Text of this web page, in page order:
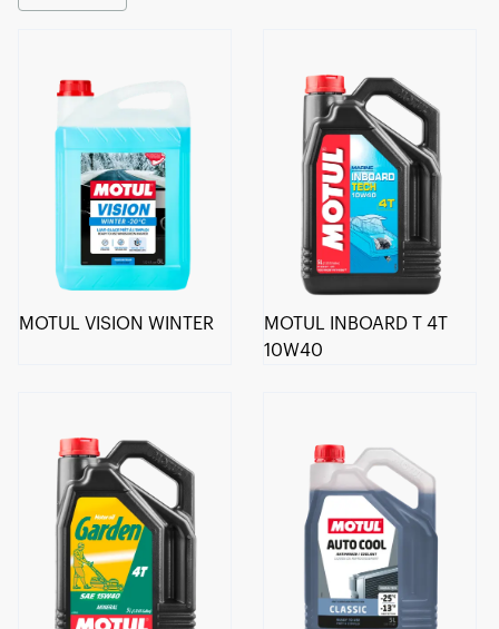
MOTUL VISION WINTER
MOTUL INBOARD T 4T
10W40